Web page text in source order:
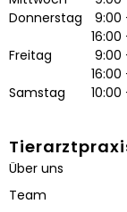
Donnerstag
Freitag
Samstag
9:00
16:00
9:00
16:00
10:00
Über uns
Team